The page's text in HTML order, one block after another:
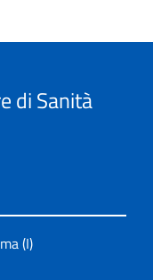
di Sanità
(I)